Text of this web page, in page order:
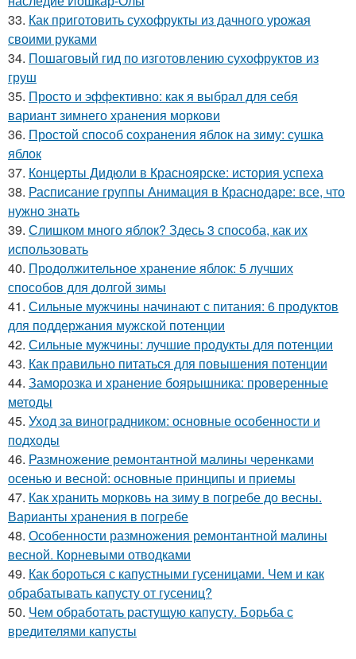
33. Как приготовить сухофрукты из дачного урожая
своими руками
34. Пошаговый гид по изготовлению сухофруктов из
груш
35. Просто и эффективно: как я выбрал для себя
вариант зимнего хранения моркови
36. Простой способ сохранения яблок на зиму: сушка
яблок
37. Концерты Дидюли в Красноярске: история успеха
38. Расписание группы Анимация в Краснодаре: все, что
нужно знать
39. Слишком много яблок? Здесь 3 способа, как их
использовать
40. Продолжительное хранение яблок: 5 лучших
способов для долгой зимы
41. Сильные мужчины начинают с питания: 6 продуктов
для поддержания мужской потенции
42. Сильные мужчины: лучшие продукты для потенции
43. Как правильно питаться для повышения потенции
44. Заморозка и хранение боярышника: проверенные
методы
45. Уход за виноградником: основные особенности и
подходы
46. Размножение ремонтантной малины черенками
осенью и весной: основные принципы и приемы
47. Как хранить морковь на зиму в погребе до весны.
Варианты хранения в погребе
48. Особенности размножения ремонтантной малины
весной. Корневыми отводками
49. Как бороться с капустными гусеницами. Чем и как
обрабатывать капусту от гусениц?
50. Чем обработать растущую капусту. Борьба с
вредителями капусты